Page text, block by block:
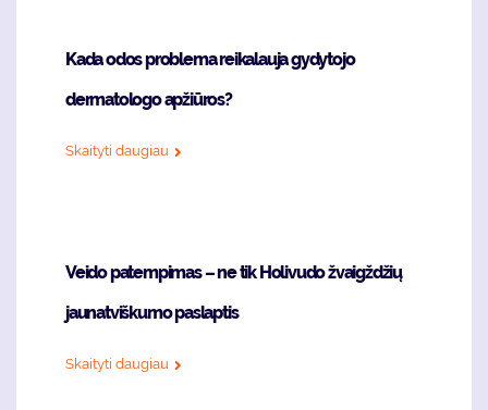
Kada odos problema reikalauja gydytojo
dermatologo apžiūros?
Skaityti daugiau
Veido patempimas – ne tik Holivudo žvaigždžių
jaunatviškumo paslaptis
Skaityti daugiau